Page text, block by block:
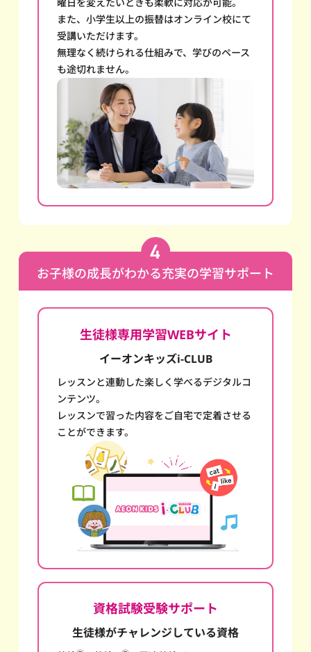
また、小学生以上の振替はオンライン校にて
受講いただけます。
無理なく続けられる仕組みで、学びのペース
も途切れません。
お子様の成長がわかる充実の学習サポート
生徒様専用学習WEBサイト
イーオンキッズi-CLUB
レッスンと連動した楽しく学べるデジタルコ
ンテンツ。
レッスンで習った内容をご自宅で定着させる
ことができます。
資格試験受験サポート
生徒様がチャレンジしている資格